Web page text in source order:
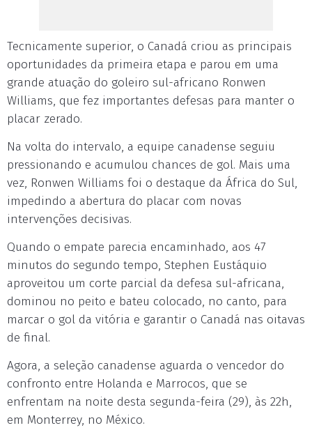
Tecnicamente superior, o Canadá criou as principais
oportunidades da primeira etapa e parou em uma
grande atuação do goleiro sul-africano Ronwen
Williams, que fez importantes defesas para manter o
placar zerado.
Na volta do intervalo, a equipe canadense seguiu
pressionando e acumulou chances de gol. Mais uma
vez, Ronwen Williams foi o destaque da África do Sul,
impedindo a abertura do placar com novas
intervenções decisivas.
Quando o empate parecia encaminhado, aos 47
minutos do segundo tempo, Stephen Eustáquio
aproveitou um corte parcial da defesa sul-africana,
dominou no peito e bateu colocado, no canto, para
marcar o gol da vitória e garantir o Canadá nas oitavas
de final.
Agora, a seleção canadense aguarda o vencedor do
confronto entre Holanda e Marrocos, que se
enfrentam na noite desta segunda-feira (29), às 22h,
em Monterrey, no México.